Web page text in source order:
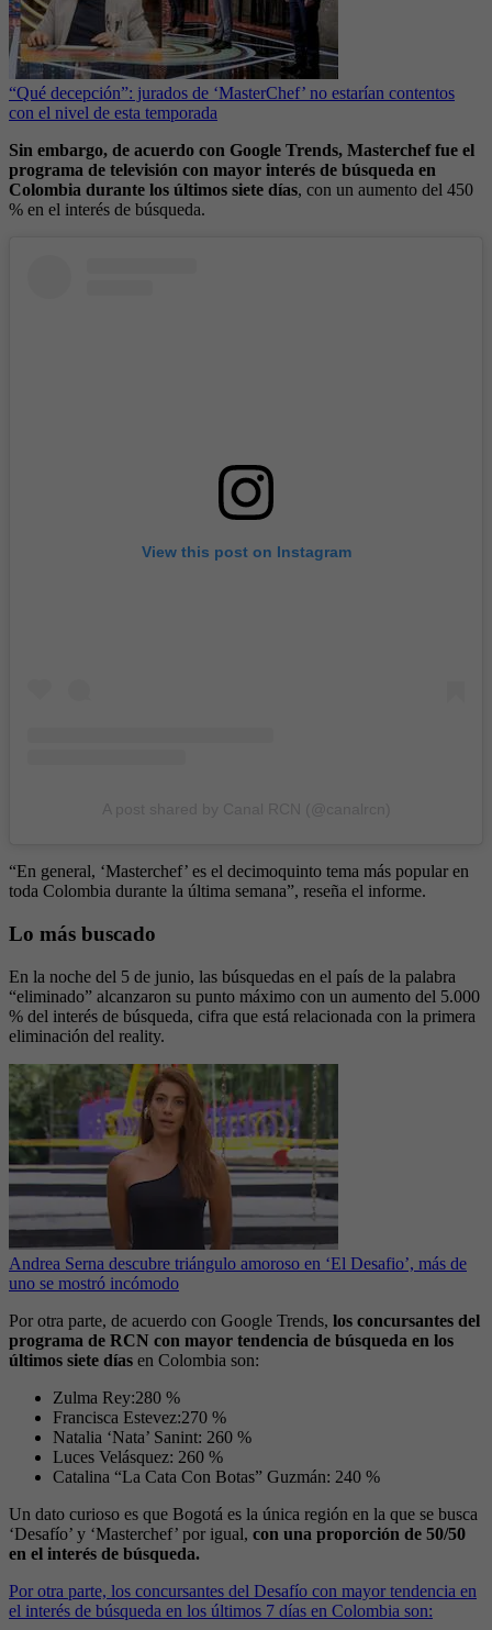
“Qué decepción”: jurados de ‘MasterChef’ no estarían contentos
con el nivel de esta temporada
Sin embargo, de acuerdo con Google Trends, Masterchef fue el
programa de televisión con mayor interés de búsqueda en
Colombia durante los últimos siete días, con un aumento del 450
% en el interés de búsqueda.
View this post on Instagram
“En general, ‘Masterchef’ es el decimoquinto tema más popular en
toda Colombia durante la última semana”, reseña el informe.
Lo más buscado
En la noche del 5 de junio, las búsquedas en el país de la palabra
“eliminado” alcanzaron su punto máximo con un aumento del 5.000
% del interés de búsqueda, cifra que está relacionada con la primera
eliminación del reality.
Andrea Serna descubre triángulo amoroso en ‘El Desafio’, más de
uno se mostró incómodo
Por otra parte, de acuerdo con Google Trends, los concursantes del
programa de RCN con mayor tendencia de búsqueda en los
últimos siete días en Colombia son:
Zulma Rey:280 %
Francisca Estevez:270 %
Natalia ‘Nata’ Sanint: 260 %
Luces Velásquez: 260 %
Catalina “La Cata Con Botas” Guzmán: 240 %
Un dato curioso es que Bogotá es la única región en la que se busca
‘Desafío’ y ‘Masterchef’ por igual, con una proporción de 50/50
en el interés de búsqueda.
Por otra parte, los concursantes del Desafío con mayor tendencia en
el interés de búsqueda en los últimos 7 días en Colombia son: